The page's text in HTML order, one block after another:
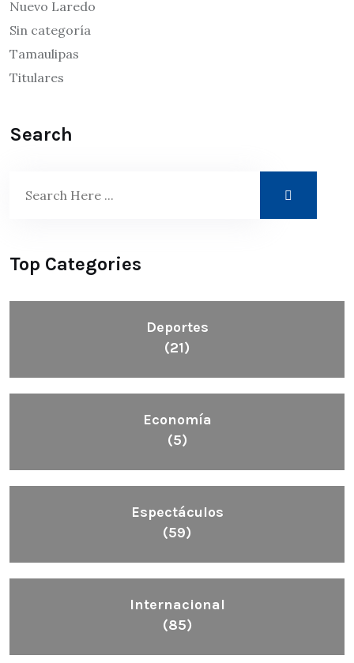
Nuevo Laredo
Sin categoría
Tamaulipas
Titulares
Search
Top Categories
Deportes
(21)
Economía
(5)
Espectáculos
(59)
Internacional
(85)